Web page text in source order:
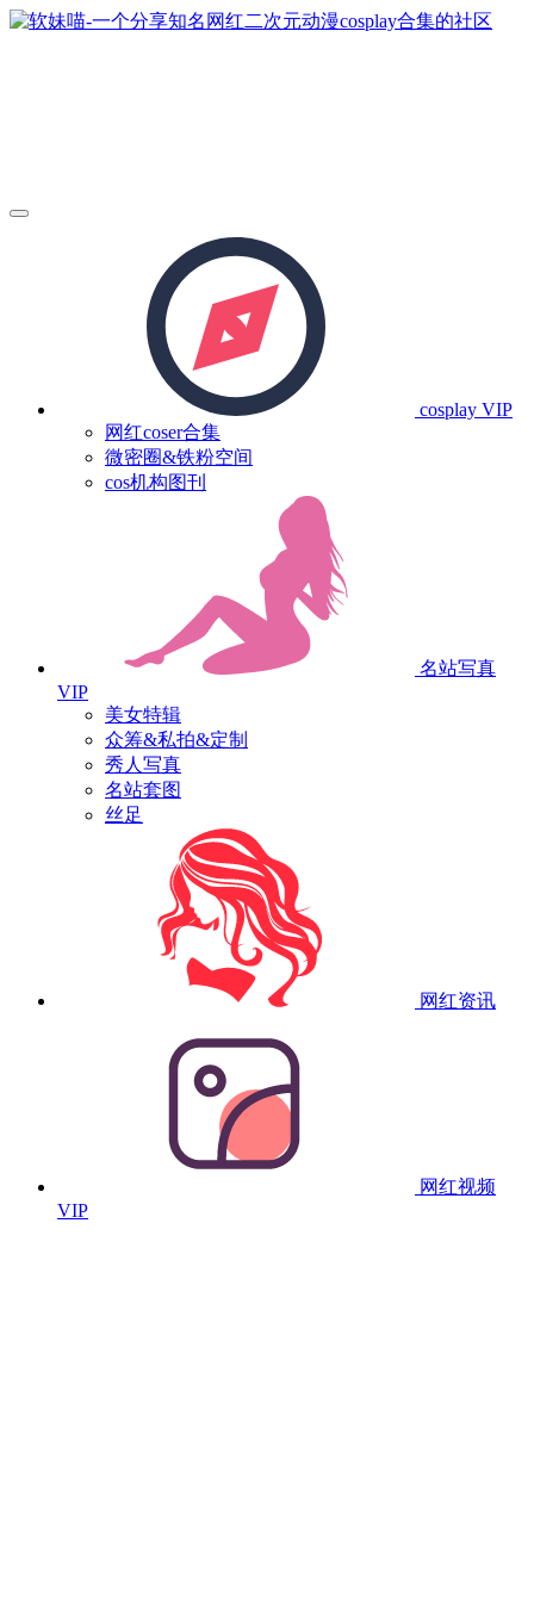
cosplay VIP
网红coser合集
微密圈&铁粉空间
cos机构图刊
名站写真
VIP
美女特辑
众筹&私拍&定制
秀人写真
名站套图
丝足
网红资讯
网红视频
VIP